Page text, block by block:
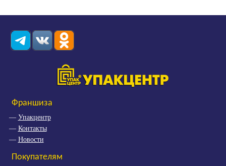
Франшиза
Упакцентр
Контакты
Новости
Покупателям